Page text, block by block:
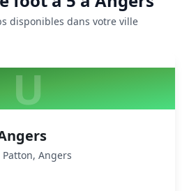
disponibles dans votre ville
U
, Angers